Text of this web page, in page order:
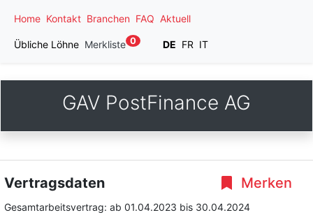
Home Kontakt Branchen FAQ Aktuell
Übliche Löhne Merkliste 0 DE FR IT
GAV PostFinance AG
Merken
Vertragsdaten
Gesamtarbeitsvertrag: ab 01.04.2023 bis 30.04.2024